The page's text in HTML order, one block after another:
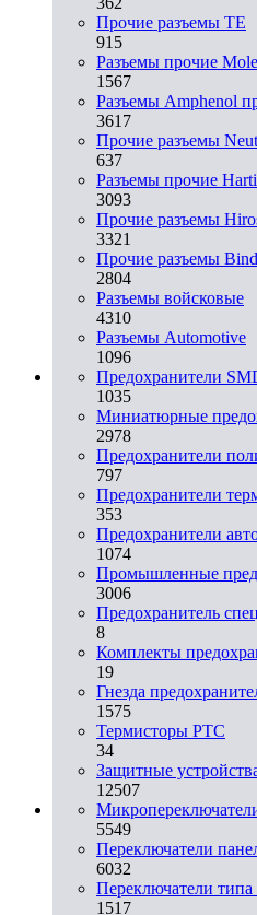
Прочие разъемы TE
915
Разъемы прочие
1567
Разъемы Amphenol
3617
Прочие разъемы
637
Разъемы прочие
3093
Прочие разъемы
3321
Прочие разъемы
2804
Разъемы войсковые
4310
Разъeмы Automotive
1096
Предохранители
1035
Миниатюрные
2978
Предохранители
797
Предохранители
353
Предохранители
1074
Промышленные
3006
Предохранитель
8
Комплекты
19
Гнезда
1575
Термисторы PTC
34
Защитные
12507
5549
Переключатели
6032
Переключатели типа
1517